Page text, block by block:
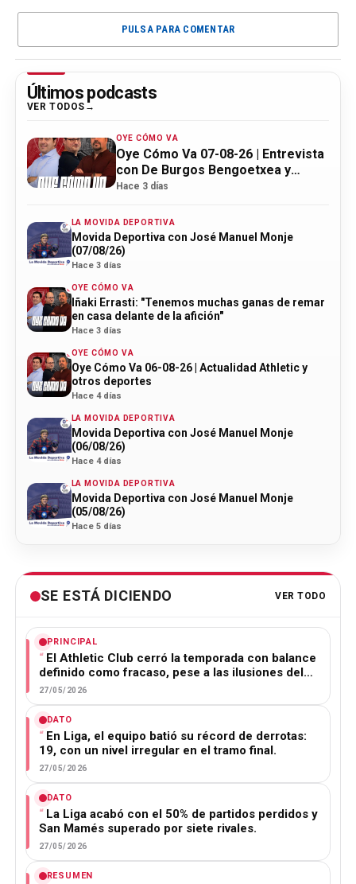
PULSA PARA COMENTAR
Últimos podcasts
VER TODOS
OYE CÓMO VA
Oye Cómo Va 07-08-26 | Entrevista
con De Burgos Bengoetxea y
actualidad Athletic
Hace 3 días
LA MOVIDA DEPORTIVA
Movida Deportiva con José Manuel Monje
(07/08/26)
Hace 3 días
OYE CÓMO VA
Iñaki Errasti: "Tenemos muchas ganas de remar
en casa delante de la afición"
Hace 3 días
OYE CÓMO VA
Oye Cómo Va 06-08-26 | Actualidad Athletic y
otros deportes
Hace 4 días
LA MOVIDA DEPORTIVA
Movida Deportiva con José Manuel Monje
(06/08/26)
Hace 4 días
LA MOVIDA DEPORTIVA
Movida Deportiva con José Manuel Monje
(05/08/26)
Hace 5 días
SE ESTÁ DICIENDO VER TODO
PRINCIPAL
El Athletic Club cerró la temporada con balance
definido como fracaso, pese a las ilusiones del…
27/05/2026
DATO
En Liga, el equipo batió su récord de derrotas:
19, con un nivel irregular en el tramo final.
27/05/2026
DATO
La Liga acabó con el 50% de partidos perdidos y
San Mamés superado por siete rivales.
27/05/2026
RESUMEN